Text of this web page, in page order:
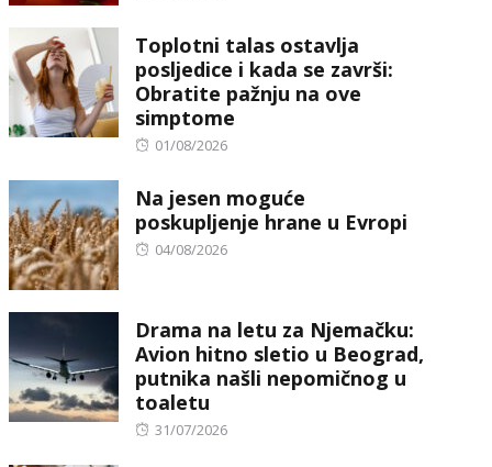
Toplotni talas ostavlja
posljedice i kada se završi:
Obratite pažnju na ove
simptome
Posted
01/08/2026
Na jesen moguće
poskupljenje hrane u Evropi
Posted
04/08/2026
Drama na letu za Njemačku:
Avion hitno sletio u Beograd,
putnika našli nepomičnog u
toaletu
Posted
31/07/2026